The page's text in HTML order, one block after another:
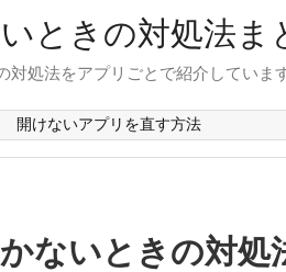
ときの対処法ま
処法をアプリごとで紹介しています
開けないアプリを直す方法
ないときの対処